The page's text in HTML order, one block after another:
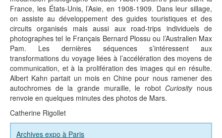
France, les États-Unis, l’Asie, en 1908-1909. Dans leur sillage,
on assiste au développement des guides touristiques et des
circuits organisés mais aussi aux road-trips individuels de
photographes tel le Français Bernard Plossu ou l’Australien Max
Pam. Les dernières séquences s’intéressent aux
transformations du voyage liées à l’accélération des moyens de
communication, et à la prolifération des images qui en résulte.
Albert Kahn partait un mois en Chine pour nous ramener des
autochromes de la grande muraille, le robot Curiositynous
renvoie en quelques minutes des photos de Mars.
Catherine Rigollet
Archives expo à Paris